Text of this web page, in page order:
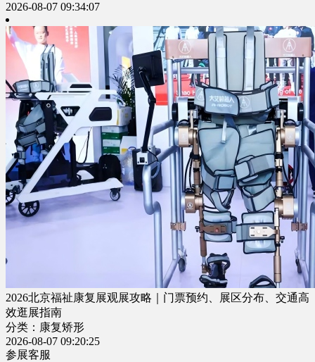
2026-08-07 09:34:07
2026北京福祉康复展观展攻略｜门票预约、展区分布、交通高
效逛展指南
分类：康复矫形
2026-08-07 09:20:25
参展客服